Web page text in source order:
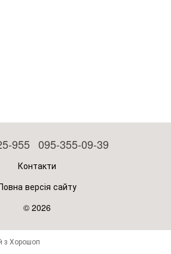
955 095-355-09-39
Контакти
версія сайту
© 2026
з Хорошоп